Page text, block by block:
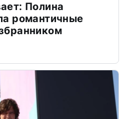
Полина
романтичные